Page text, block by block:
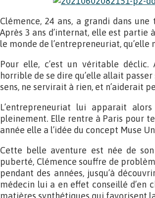
Clémence, 24 ans, a grandi dans
Après 3 ans d’internat, elle est partie
le monde de l’entrepreneuriat, qu’elle
Pour elle, c’est un véritable
horrible de se dire qu’elle allait
sens, ne servirait à rien, et n’aiderait
L’entrepreneuriat lui apparait
pleinement. Elle rentre à Paris pour
année elle a l’idée du concept Muse
Cette belle aventure est née de
puberté, Clémence souffre de
pendant des années, jusqu’à
médecin lui a en effet conseillé d’en
matières synthétiques qui favorisent